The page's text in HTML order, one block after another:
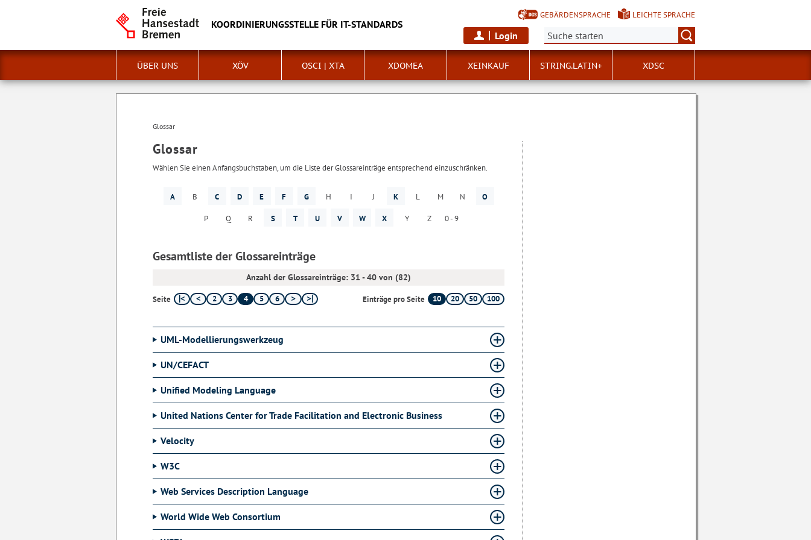
KOORDINIERUNGSSTELLE FÜR IT-STANDARDS
GEBÄRDENSPRACHE LEICHTE SPRACHE
Login Suche:
ÜBER UNS XÖV OSCI | XTA XDOMEA XEINKAUF STRING.LATIN+ XDSC
Glossar
Glossar
Wählen Sie einen Anfangsbuchstaben, um die Liste der Glossareinträge entsprechend einzuschränken.
A B C D E F G H I J K L M N O
P Q R S T U V W X Y Z 0 - 9
Gesamtliste der Glossareinträge
Anzahl der Glossareinträge: 31 - 40 von (82)
Seite 2 3 4 5 6 Einträge pro Seite 10 20 50 100
UML-Modellierungswerkzeug
UN/CEFACT
Unified Modeling Language
United Nations Center for Trade Facilitation and Electronic Business
Velocity
W3C
Web Services Description Language
World Wide Web Consortium